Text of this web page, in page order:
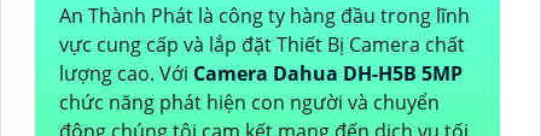
An Thành Phát là công ty hàng đầu trong lĩnh
vực cung cấp và lắp đặt Thiết Bị Camera chất
lượng cao. Với Camera Dahua DH-H5B 5MP
chức năng phát hiện con người và chuyển